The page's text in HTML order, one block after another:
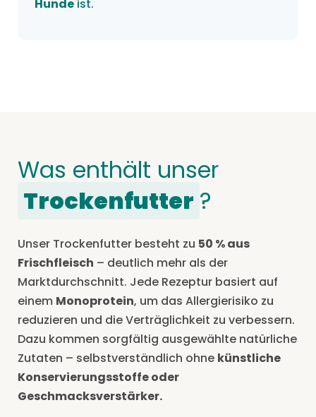
Hunde ist.
Was enthält unser
Trockenfutter ?
Unser Trockenfutter besteht zu 50 % aus
Frischfleisch – deutlich mehr als der
Marktdurchschnitt. Jede Rezeptur basiert auf
einem Monoprotein, um das Allergierisiko zu
reduzieren und die Verträglichkeit zu verbessern.
Dazu kommen sorgfältig ausgewählte natürliche
Zutaten – selbstverständlich ohne künstliche
Konservierungsstoffe oder
Geschmacksverstärker.